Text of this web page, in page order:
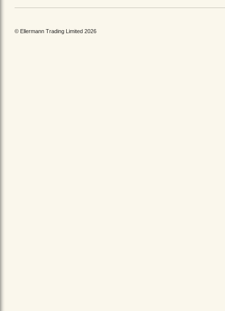
© Ellermann Trading Limited 2026